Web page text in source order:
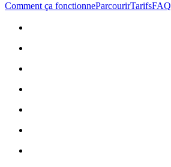
Comment ça fonctionneParcourirTarifsFAQ